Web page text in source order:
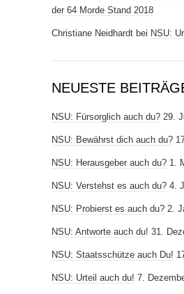
der 64 Morde Stand 2018
Christiane Neidhardt bei NSU:
NEUESTE
NSU: Fürsorglich auch du? 29.
NSU: Bewährst dich auch du?
NSU: Herausgeber auch du? 1.
NSU: Verstehst es auch du? 4.
NSU: Probierst es auch du? 2.
NSU: Antworte auch du! 31.
NSU: Staatsschütze auch Du!
NSU: Urteil auch du! 7.